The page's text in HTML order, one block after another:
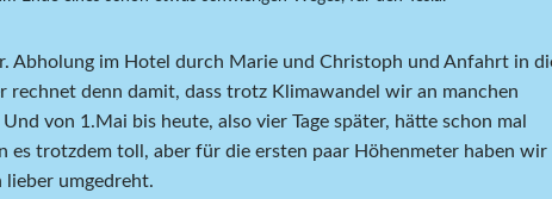
Abholung im Hotel durch Marie und Christoph und Anfahrt in
rechnet denn damit, dass trotz Klimawandel wir an manchen
von 1.Mai bis heute, also vier Tage später, hätte schon mal
es trotzdem toll, aber für die ersten paar Höhenmeter haben wir
lieber umgedreht.